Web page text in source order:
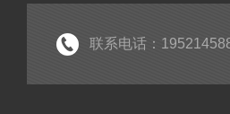
联系电话：